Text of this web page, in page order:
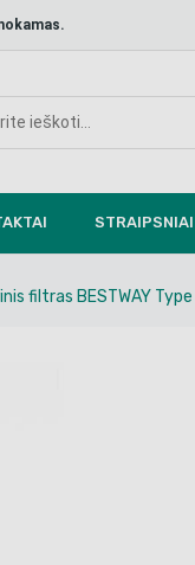
STRAIPSNIAI
filtras BESTWAY Type I